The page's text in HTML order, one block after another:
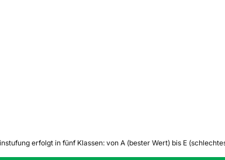
erfolgt in fünf Klassen: von A (bester Wert) bis E